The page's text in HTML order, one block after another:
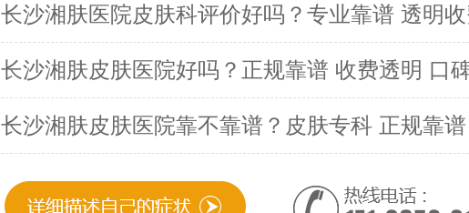
长沙湘肤医院皮肤科评价好吗？专业靠谱 透明
长沙湘肤皮肤医院好吗？正规靠谱 收费透明 口
长沙湘肤皮肤医院靠不靠谱？皮肤专科 正规靠